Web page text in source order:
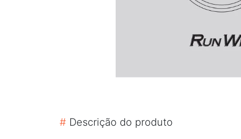
# Descrição do produto